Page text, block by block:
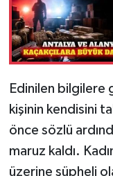
Edinilen bilgilere
kişinin kendisini
önce sözlü
maruz kaldı.
üzerine şüpheli